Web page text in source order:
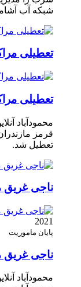
شبکه آب
تعطیلی
تعطیلی
محمودآباد
قرمز
تعطیل شد.
ناجی غریق
2021
پایان ماموریت
ناجی غریق
محمودآباد